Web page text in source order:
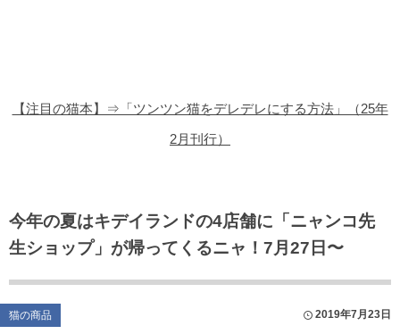
【注目の猫本】⇒「ツンツン猫をデレデレにする方法」（25年
2月刊行）
今年の夏はキデイランドの4店舗に「ニャンコ先
生ショップ」が帰ってくるニャ！7月27日〜
猫の商品 2019年7月23日
猫のゲーム・アプリ
猫のフリー写真素材